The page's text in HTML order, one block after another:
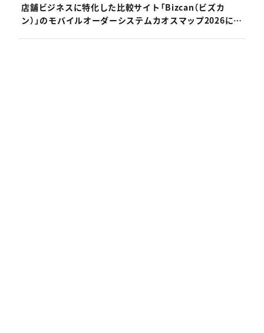
店舗ビジネスに特化した比較サイト「Bizcan（ビズカ
ン）」のモバイルオーダーシステムカオスマップ2026にハ